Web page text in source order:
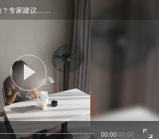
00:00/00:00
？专家建议……